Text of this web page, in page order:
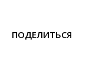
ПОДЕЛИТЬСЯ